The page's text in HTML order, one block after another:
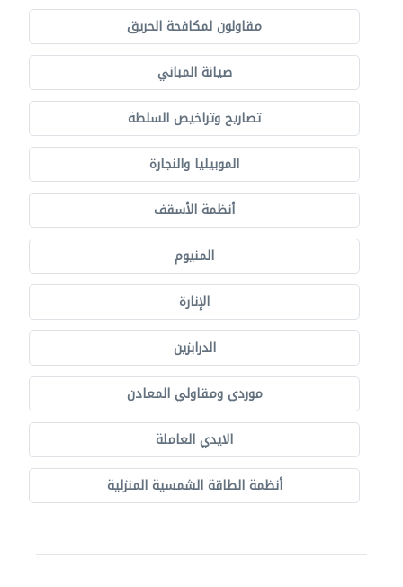
مقاولون لمكافحة الحريق
صيانة المباني
تصاريح وتراخيص السلطة
الموبيليا والنجارة
أنظمة الأسقف
المنيوم
الإنارة
الدرابزين
موردي ومقاولي المعادن
الايدي العاملة
أنظمة الطاقة الشمسية المنزلية